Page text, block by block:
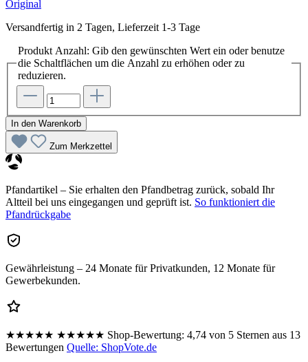
Original
Versandfertig in 2 Tagen, Lieferzeit 1-3 Tage
Produkt Anzahl: Gib den gewünschten Wert ein oder benutze
die Schaltflächen um die Anzahl zu erhöhen oder zu
reduzieren.
In den Warenkorb
Zum Merkzettel
Pfandartikel – Sie erhalten den Pfandbetrag zurück, sobald Ihr
Altteil bei uns eingegangen und geprüft ist. So funktioniert die
Pfandrückgabe
Gewährleistung – 24 Monate für Privatkunden, 12 Monate für
Gewerbekunden.
★★★★★ ★★★★★ Shop-Bewertung: 4,74 von 5 Sternen aus 13
Bewertungen Quelle: ShopVote.de